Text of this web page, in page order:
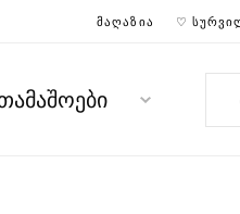
ᲛᲐᲦᲐᲖᲘᲐ ♡